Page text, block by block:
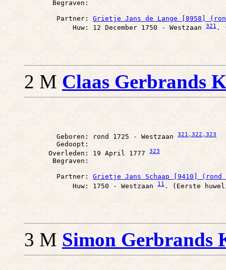
        Partner:
Grietje Jans de Lange [8958]
            Huw: 12 December 1750 - Westzaan
321
2 M Claas Gerbrands
        Geboren: rond 1725 - Westzaan
321 ,322 ,323
        Gedoopt:
      Overleden: 19 April 1777
323
        Partner:
Grietje Jans Schaap [9410] (rond
            Huw: 1750 - Westzaan
11
3 M Simon Gerbrands